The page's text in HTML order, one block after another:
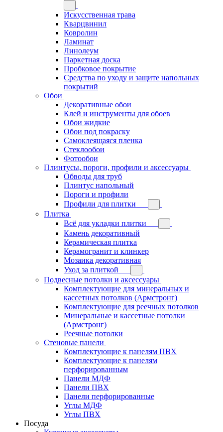
Искусственная трава
Кварцвинил
Ковролин
Ламинат
Линолеум
Паркетная доска
Пробковое покрытие
Средства по уходу и защите напольных
покрытий
Обои
Декоративные обои
Клей и инструменты для обоев
Обои жидкие
Обои под покраску
Самоклеящаяся пленка
Стеклообои
Фотообои
Плинтусы, пороги, профили и аксессуары
Обводы для труб
Плинтус напольный
Пороги и профили
Профили для плитки
Плитка
Всё для укладки плитки
Камень декоративный
Керамическая плитка
Керамогранит и клинкер
Мозаика декоративная
Уход за плиткой
Подвесные потолки и аксессуары
Комплектующие для минеральных и
кассетных потолков (Армстронг)
Комплектующие для реечных потолков
Минеральные и кассетные потолки
(Армстронг)
Реечные потолки
Стеновые панели
Комплектующие к панелям ПВХ
Комплектующие к панелям
перфорированным
Панели МДФ
Панели ПВХ
Панели перфорированные
Углы МДФ
Углы ПВХ
Посуда